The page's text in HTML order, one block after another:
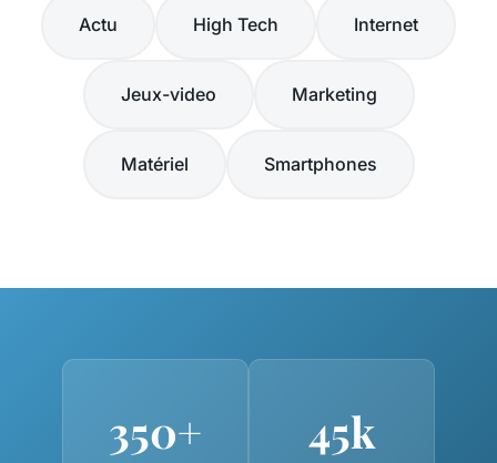
Actu High Tech Internet
Jeux-video Marketing
Matériel Smartphones
350+ 45k